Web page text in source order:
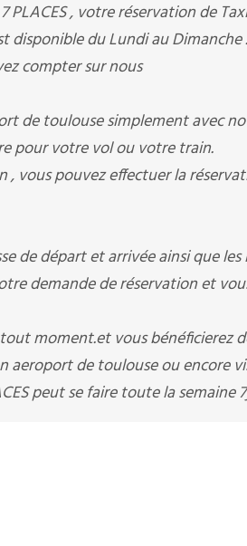
7 PLACES , votre réservation de
disponible du Lundi au Dimanche
compter sur nous
de toulouse simplement avec
pour votre vol ou votre train.
vous pouvez effectuer la
de départ et arrivée ainsi que
demande de réservation et
moment.et vous bénéficierez
aeroport de toulouse ou encore
peut se faire toute la semaine